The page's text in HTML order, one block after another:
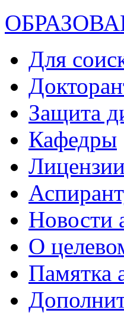
Для
Защита
Кафедры
Лицензии
Новости
О
Памятка